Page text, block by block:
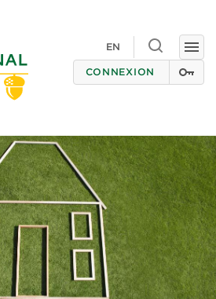
EN
Toggle
search
CONNEXION